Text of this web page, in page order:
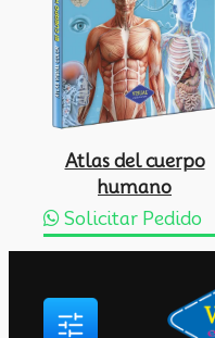
Atlas del cuerpo
humano
Solicitar Pedido